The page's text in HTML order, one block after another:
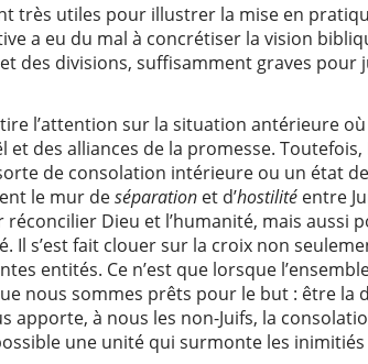
très utiles pour illustrer la mise en
a eu du mal à concrétiser la vision
des divisions, suffisamment graves
l’attention sur la situation antérieure
et des alliances de la promesse.
de consolation intérieure ou un état
le mur deséparation et d’hostilité entre
Dieu et l’humanité, mais aussi
Il s’est fait clouer sur la croix non
entités. Ce n’est que lorsque
nous sommes prêts pour le but : être la
apporte, à nous les non-Juifs, la
une unité qui surmonte les